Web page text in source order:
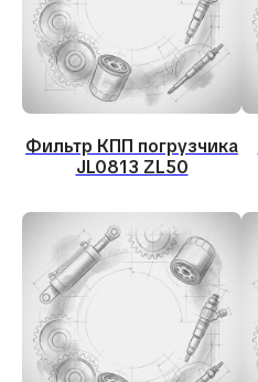
Фильтр КПП погрузчика
JL0813 ZL50
Ремонт и обслуживание
Ремонт двигателей
Ремонт трансмиссии
Ремонт гидравлики
spec@service-st.ru
Адрес
630030, Новосибирск, ул.
Электровозная 3/5
Время работы
Пн - Пт 09:00 - 18:00
Сб - Вс выходной